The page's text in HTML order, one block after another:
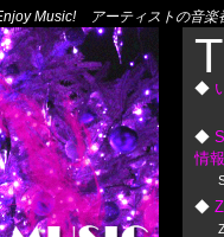
Music! アーティストの音楽
情報